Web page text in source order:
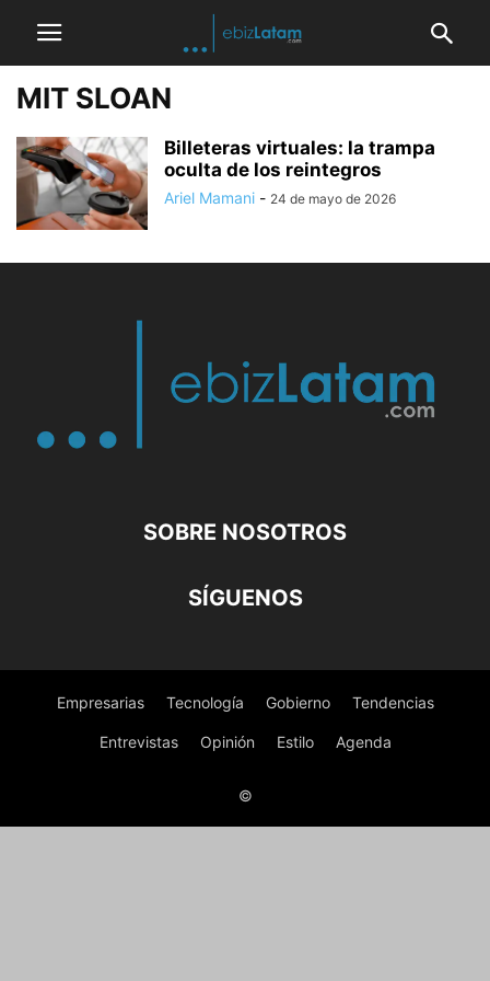
MIT SLOAN
Billeteras virtuales: la trampa
oculta de los reintegros
Ariel Mamani - 24 de mayo de 2026
SOBRE NOSOTROS
SÍGUENOS
Empresarias Tecnología Gobierno Tendencias
Entrevistas Opinión Estilo Agenda
©